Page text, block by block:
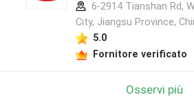
6-2914 Tianshan Rd,
City, Jiangsu Province,
5.0
Fornitore verificato
Osservi più